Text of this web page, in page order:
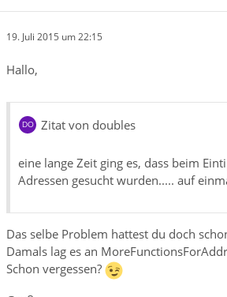
19. Juli 2015 um 22:15
Hallo,
Zitat von doubles
eine lange Zeit ging es, dass beim
Adressen gesucht wurden..... auf
Das selbe Problem hattest du doch
Damals lag es an
Schon vergessen?